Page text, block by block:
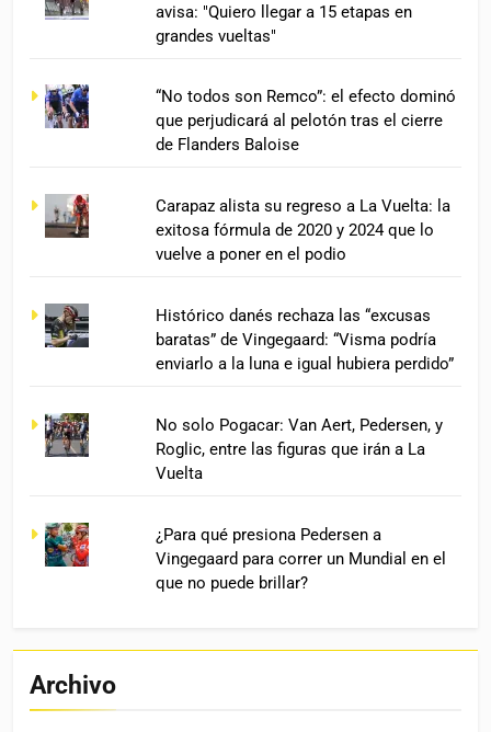
avisa: "Quiero llegar a 15 etapas en
grandes vueltas"
“No todos son Remco”: el efecto dominó
que perjudicará al pelotón tras el cierre
de Flanders Baloise
Carapaz alista su regreso a La Vuelta: la
exitosa fórmula de 2020 y 2024 que lo
vuelve a poner en el podio
Histórico danés rechaza las “excusas
baratas” de Vingegaard: “Visma podría
enviarlo a la luna e igual hubiera perdido”
No solo Pogacar: Van Aert, Pedersen, y
Roglic, entre las figuras que irán a La
Vuelta
¿Para qué presiona Pedersen a
Vingegaard para correr un Mundial en el
que no puede brillar?
Archivo